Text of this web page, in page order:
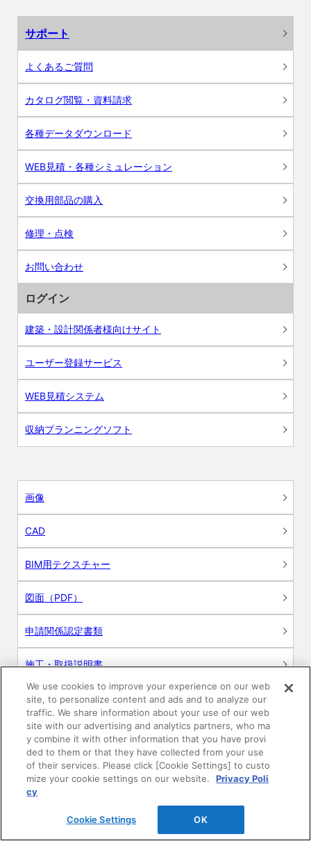
サポート
よくあるご質問
カタログ閲覧・資料請求
各種データダウンロード
WEB見積・各種シミュレーション
交換用部品の購入
修理・点検
お問い合わせ
ログイン
建築・設計関係者様向けサイト
ユーザー登録サービス
WEB見積システム
収納プランニングソフト
画像
CAD
BIM用テクスチャー
図面（PDF）
申請関係認定書類
施工・取扱説明書
動画
シミュレーションツール
24時間換気システム〈エアスマート〉
簡易設計見積ソフト
R&Dセンター環境測定・分析サービス
We use cookies to improve your experience on our web
site, to personalize content and ads and to analyze our
traffic. We share information about your use of our web
site with our advertising and analytics partners, who ma
y combine it with other information that you have provi
ded to them or that they have collected from your use
of their services. Please click [Cookie Settings] to custo
mize your cookie settings on our website.
Privacy Poli
cy
Cookie Settings OK